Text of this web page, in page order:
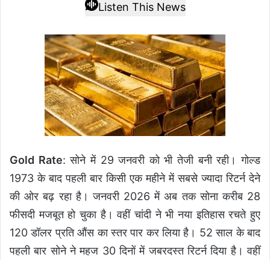
Listen This News
Gold Rate: सोने में 29 जनवरी को भी तेजी बनी रही। गोल्ड
1973 के बाद पहली बार किसी एक महीने में सबसे ज्यादा रिटर्न देने
की ओर बढ़ रहा है। जनवरी 2026 में अब तक सोना करीब 28
फीसदी मजबूत हो चुका है। वहीं चांदी ने भी नया इतिहास रचते हुए
120 डॉलर प्रति औंस का स्तर पार कर लिया है। 52 साल के बाद
पहली बार सोने ने महज 30 दिनों में जबरदस्त रिटर्न दिया है। वहीं